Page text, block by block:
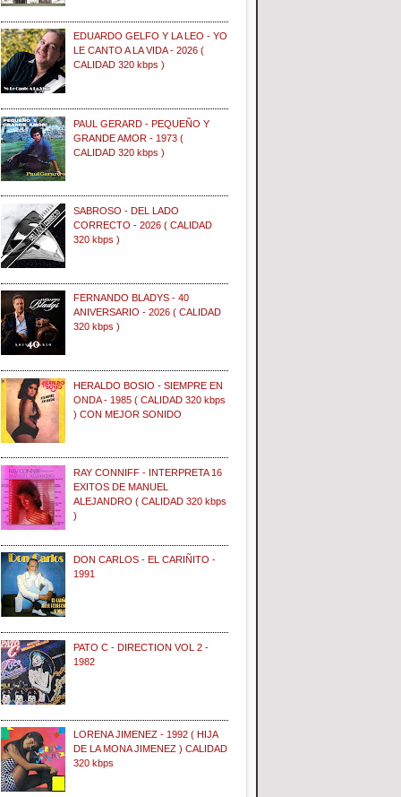
EDUARDO GELFO Y LA LEO - YO
LE CANTO A LA VIDA - 2026 (
CALIDAD 320 kbps )
PAUL GERARD - PEQUEÑO Y
GRANDE AMOR - 1973 (
CALIDAD 320 kbps )
SABROSO - DEL LADO
CORRECTO - 2026 ( CALIDAD
320 kbps )
FERNANDO BLADYS - 40
ANIVERSARIO - 2026 ( CALIDAD
320 kbps )
HERALDO BOSIO - SIEMPRE EN
ONDA - 1985 ( CALIDAD 320 kbps
) CON MEJOR SONIDO
RAY CONNIFF - INTERPRETA 16
EXITOS DE MANUEL
ALEJANDRO ( CALIDAD 320 kbps
)
DON CARLOS - EL CARIÑITO -
1991
PATO C - DIRECTION VOL 2 -
1982
LORENA JIMENEZ - 1992 ( HIJA
DE LA MONA JIMENEZ ) CALIDAD
320 kbps